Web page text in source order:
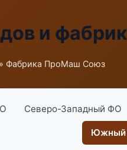
и фабрик
» Фабрика ПроМаш Союз
Северо-Западный ФО